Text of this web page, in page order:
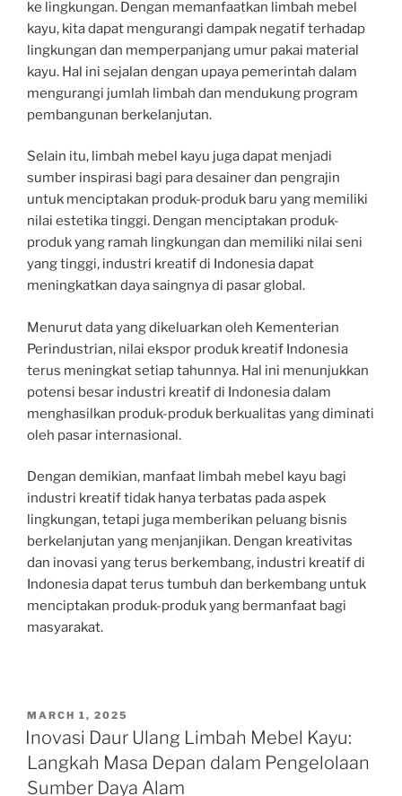
ke lingkungan. Dengan memanfaatkan limbah mebel
kayu, kita dapat mengurangi dampak negatif terhadap
lingkungan dan memperpanjang umur pakai material
kayu. Hal ini sejalan dengan upaya pemerintah dalam
mengurangi jumlah limbah dan mendukung program
pembangunan berkelanjutan.
Selain itu, limbah mebel kayu juga dapat menjadi
sumber inspirasi bagi para desainer dan pengrajin
untuk menciptakan produk-produk baru yang memiliki
nilai estetika tinggi. Dengan menciptakan produk-
produk yang ramah lingkungan dan memiliki nilai seni
yang tinggi, industri kreatif di Indonesia dapat
meningkatkan daya saingnya di pasar global.
Menurut data yang dikeluarkan oleh Kementerian
Perindustrian, nilai ekspor produk kreatif Indonesia
terus meningkat setiap tahunnya. Hal ini menunjukkan
potensi besar industri kreatif di Indonesia dalam
menghasilkan produk-produk berkualitas yang diminati
oleh pasar internasional.
Dengan demikian, manfaat limbah mebel kayu bagi
industri kreatif tidak hanya terbatas pada aspek
lingkungan, tetapi juga memberikan peluang bisnis
berkelanjutan yang menjanjikan. Dengan kreativitas
dan inovasi yang terus berkembang, industri kreatif di
Indonesia dapat terus tumbuh dan berkembang untuk
menciptakan produk-produk yang bermanfaat bagi
masyarakat.
POSTED
ON
MARCH 1, 2025
Inovasi Daur Ulang Limbah Mebel Kayu:
Langkah Masa Depan dalam Pengelolaan
Sumber Daya Alam